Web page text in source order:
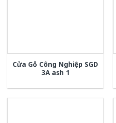
Cửa Gỗ Công Nghiệp SGD
3A ash 1